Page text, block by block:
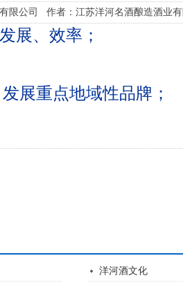
限公司 作者：江苏洋河名酒酿造酒业
展、效率；
展重点地域性品牌；
洋河酒文化